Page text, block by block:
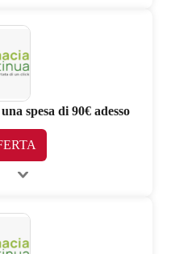
spesa di 90€ adesso